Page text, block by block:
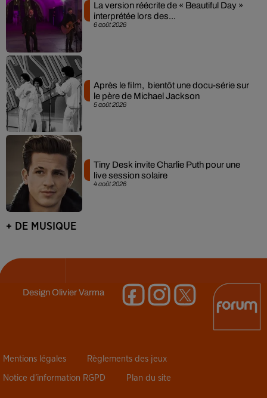
6 août 2026
La version réécrite de « Beautiful Day »
interprétée lors des...
5 août 2026
Après le film, bientôt une docu-série sur
le père de Michael Jackson
4 août 2026
Tiny Desk invite Charlie Puth pour une
live session solaire
+ DE MUSIQUE
DesignOlivier Varma
Mentions légales Règlements des jeux
Notice d’information RGPD Plan du site